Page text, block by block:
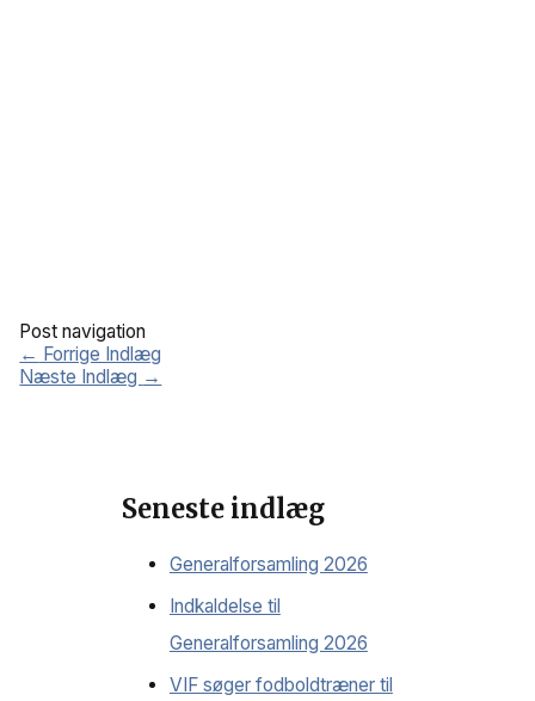
Post navigation
← Forrige Indlæg
Næste Indlæg →
Seneste indlæg
Generalforsamling 2026
Indkaldelse til
Generalforsamling 2026
VIF søger fodboldtræner til